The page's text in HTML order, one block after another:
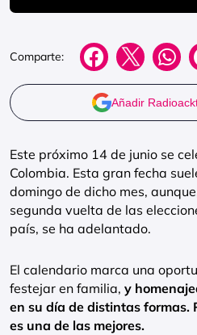
Comparte:
Añadir
Este próximo 14 de junio se
Colombia. Esta gran fecha
domingo de dicho mes,
segunda vuelta de las
país, se ha adelantado.
El calendario marca una
festejar en familia, y
en su día de distintas formas.
es una de las mejores.